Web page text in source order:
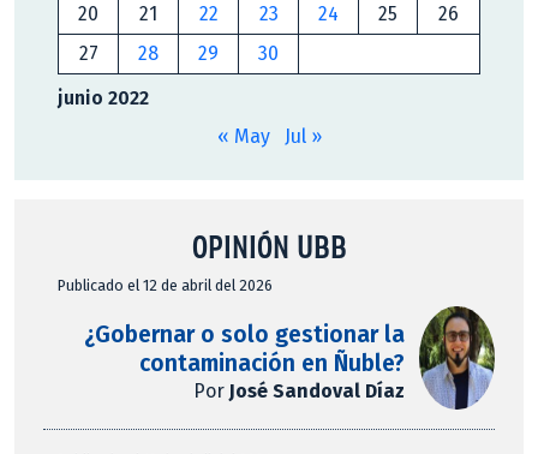
junio 2022
20
21 22 23 24 25
26
27
28 29 30
« May Jul »
OPINIÓN UBB
Publicado el 12 de abril del 2026
¿Gobernar o solo gestionar la
contaminación en Ñuble?
Por José Sandoval Díaz